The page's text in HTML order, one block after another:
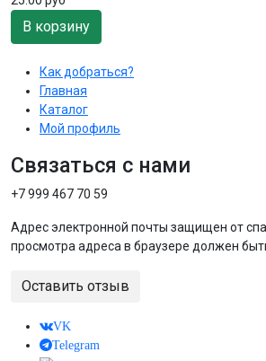
В корзину
Как добраться?
Главная
Каталог
Мой профиль
Связаться с нами
+7 999 467 70 59
Адрес электронной почты защищен от
просмотра адреса в браузере должен
Оставить отзыв
VK
Telegram